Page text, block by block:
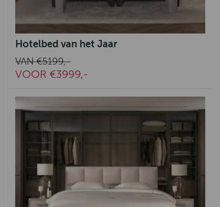
Hotelbed van het Jaar
VAN €5199,-
VOOR €3999,-